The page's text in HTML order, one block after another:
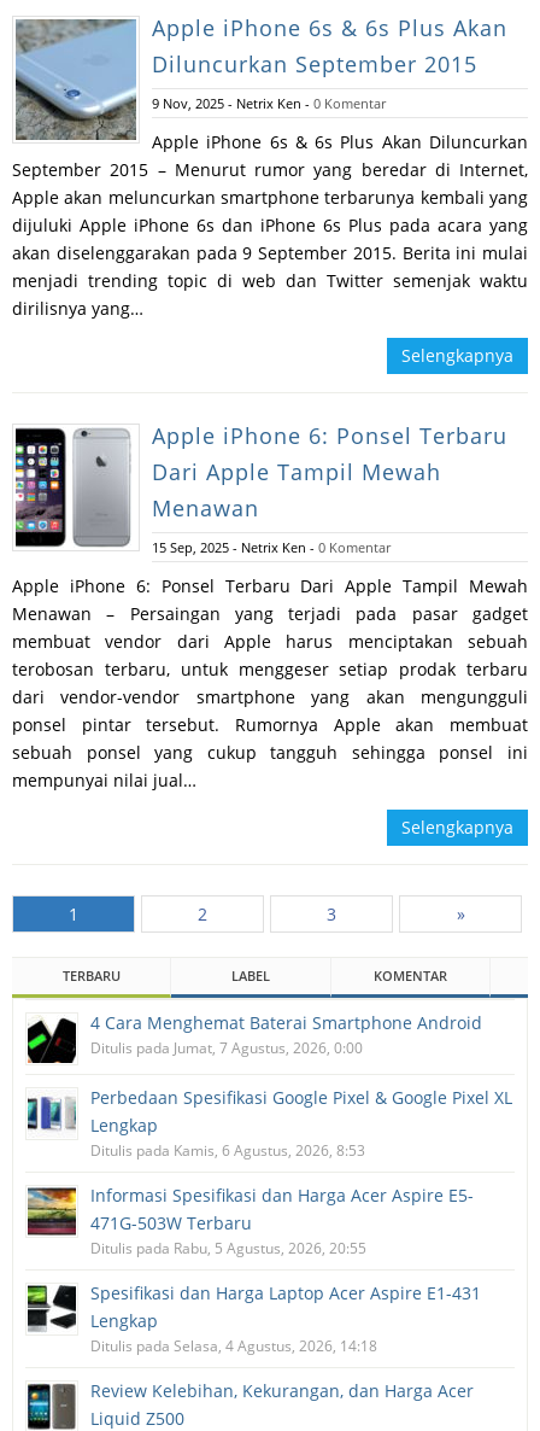
Apple iPhone 6s & 6s Plus Akan
Diluncurkan September 2015
9 Nov, 2025 - Netrix Ken - 0 Komentar
Apple iPhone 6s & 6s Plus Akan Diluncurkan
September 2015 – Menurut rumor yang beredar di Internet,
Apple akan meluncurkan smartphone terbarunya kembali yang
dijuluki Apple iPhone 6s dan iPhone 6s Plus pada acara yang
akan diselenggarakan pada 9 September 2015. Berita ini mulai
menjadi trending topic di web dan Twitter semenjak waktu
dirilisnya yang…
Selengkapnya
Apple iPhone 6: Ponsel Terbaru
Dari Apple Tampil Mewah
Menawan
15 Sep, 2025 - Netrix Ken - 0 Komentar
Apple iPhone 6: Ponsel Terbaru Dari Apple Tampil Mewah
Menawan – Persaingan yang terjadi pada pasar gadget
membuat vendor dari Apple harus menciptakan sebuah
terobosan terbaru, untuk menggeser setiap prodak terbaru
dari vendor-vendor smartphone yang akan mengungguli
ponsel pintar tersebut. Rumornya Apple akan membuat
sebuah ponsel yang cukup tangguh sehingga ponsel ini
mempunyai nilai jual…
Selengkapnya
1 2 3 »
TERBARU LABEL KOMENTAR
4 Cara Menghemat Baterai Smartphone Android
Ditulis pada Jumat, 7 Agustus, 2026, 0:00
Perbedaan Spesifikasi Google Pixel & Google Pixel XL
Lengkap
Ditulis pada Kamis, 6 Agustus, 2026, 8:53
Informasi Spesifikasi dan Harga Acer Aspire E5-
471G-503W Terbaru
Ditulis pada Rabu, 5 Agustus, 2026, 20:55
Spesifikasi dan Harga Laptop Acer Aspire E1-431
Lengkap
Ditulis pada Selasa, 4 Agustus, 2026, 14:18
Review Kelebihan, Kekurangan, dan Harga Acer
Liquid Z500